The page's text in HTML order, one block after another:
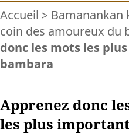
Accueil > Bamanankan
coin des amoureux du
donc les mots les
bambara
Apprenez donc
les plus